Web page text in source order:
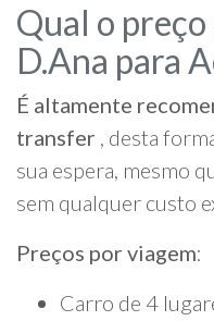
Qual o
D.Ana para
É altamente
transfer , desta
sua espera, mesmo
sem qualquer custo
Preços por viagem:
Carro de 4